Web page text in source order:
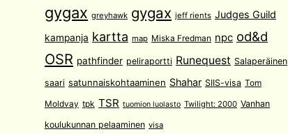
gygax greyhawk gygax jeff rients Judges Guild
kampanja kartta map Miska Fredman npc od&d
OSR pathfinder peliraportti Runequest Salaperäinen
saari satunnaiskohtaaminen Shahar SIIS-visa Tom
Moldvay tpk TSR tuomion luolasto Twilight: 2000 Vanhan
koulukunnan pelaaminen visa